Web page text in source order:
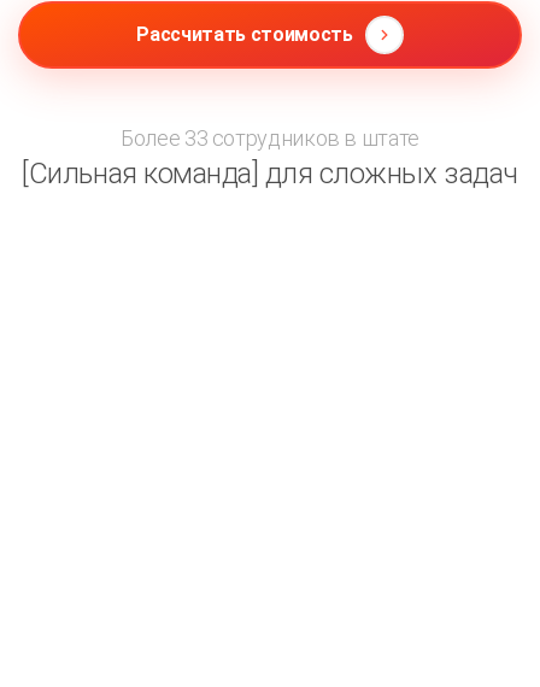
Рассчитать стоимость
Более 33 сотрудников в штате
[Сильная команда] для сложных задач